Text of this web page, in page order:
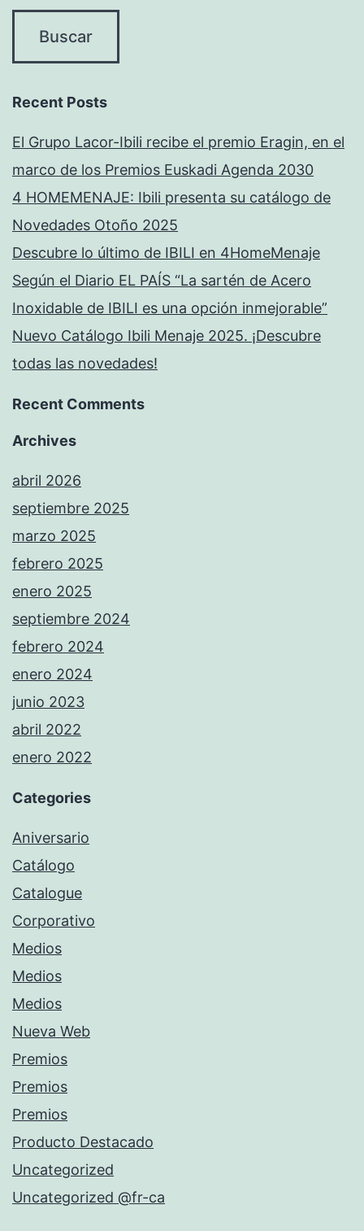
Recent Posts
El Grupo Lacor-Ibili recibe el premio Eragin, en el
marco de los Premios Euskadi Agenda 2030
4 HOMEMENAJE: Ibili presenta su catálogo de
Novedades Otoño 2025
Descubre lo último de IBILI en 4HomeMenaje
Según el Diario EL PAÍS “La sartén de Acero
Inoxidable de IBILI es una opción inmejorable”
Nuevo Catálogo Ibili Menaje 2025. ¡Descubre
todas las novedades!
Recent Comments
Archives
abril 2026
septiembre 2025
marzo 2025
febrero 2025
enero 2025
septiembre 2024
febrero 2024
enero 2024
junio 2023
abril 2022
enero 2022
Categories
Aniversario
Catálogo
Catalogue
Corporativo
Medios
Medios
Medios
Nueva Web
Premios
Premios
Premios
Producto Destacado
Uncategorized
Uncategorized @fr-ca